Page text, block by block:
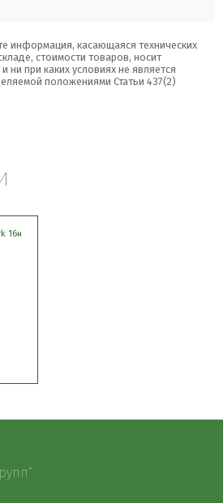
информация, касающаяся технических
стоимости товаров, носит
при каких условиях не является
положениями Статьи 437(2)
16н